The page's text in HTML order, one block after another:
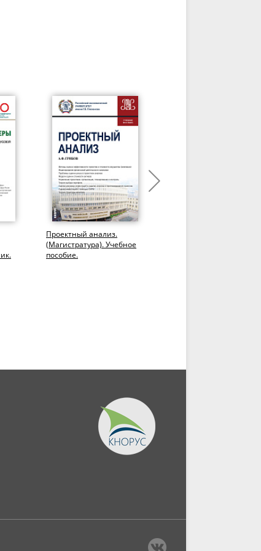
Проектный анализ.
(Магистратура). Учебное
пособие.